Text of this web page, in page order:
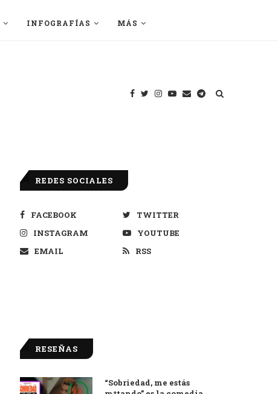
INFOGRAFÍAS MÁS
REDES SOCIALES
FACEBOOK
TWITTER
INSTAGRAM
YOUTUBE
EMAIL
RSS
RESEÑAS
9.0
“Sobriedad, me estás